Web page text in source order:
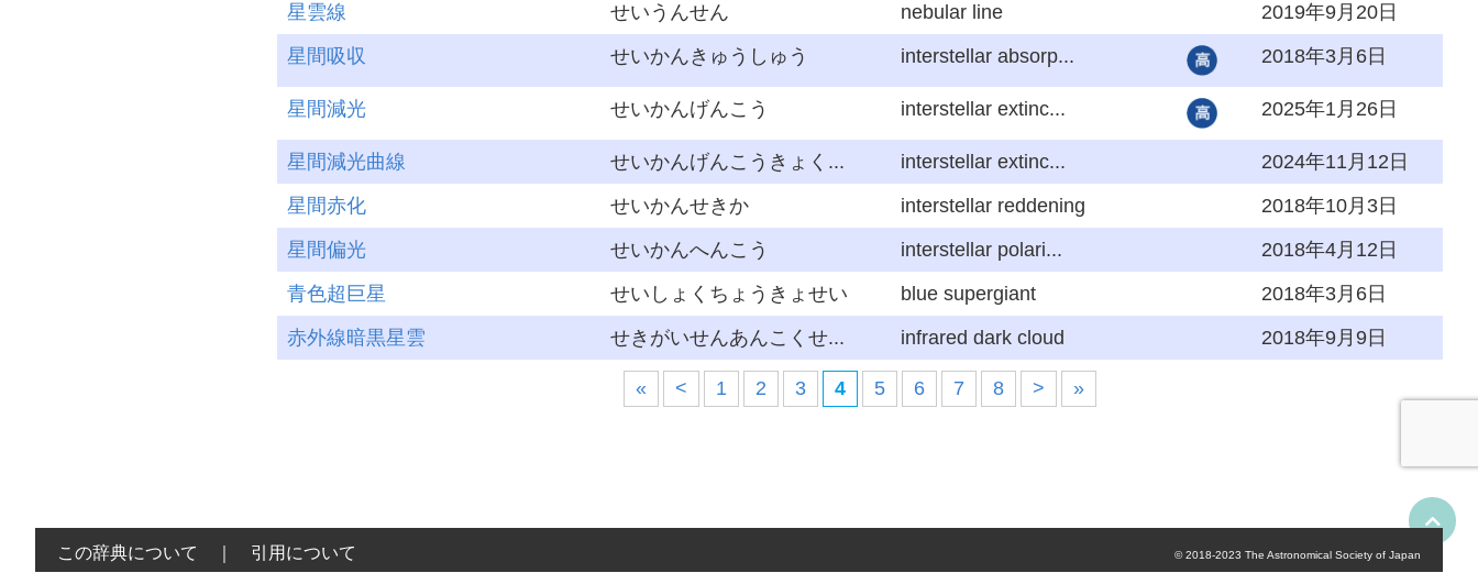
星雲線
せいうんせん nebular line
2019年9月20日
星間吸収
せいかんきゅうしゅう interstellar absorp... 2018年3月6日
星間減光 せいかんげんこう interstellar extinc... 2025年1月26日
星間減光曲線 せいかんげんこうきょく... interstellar extinc...
2024年11月12日
星間赤化
せいかんせきか interstellar reddening
2018年10月3日
星間偏光
せいかんへんこう interstellar polari...
2018年4月12日
青色超巨星
せいしょくちょうきょせい blue supergiant
2018年3月6日
赤外線暗黒星雲
せきがいせんあんこくせ... infrared dark cloud 2018年9月9日
« < 1 2 3 4 5 6 7 8 > »
この辞典について 引用について © 2018-2023 The Astronomical Society of Japan